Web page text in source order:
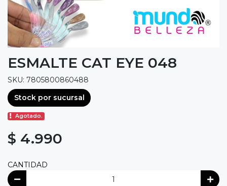
ESMALTE CAT EYE 048
SKU: 7805800860488
Stock por sucursal
Agotado.
$ 4.990
CANTIDAD